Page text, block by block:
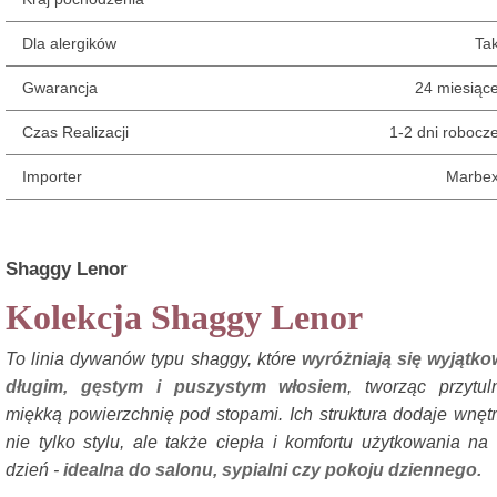
Dla alergików
Gwarancja 24 miesiące
Czas Realizacji 1-2 dni robocze
Importer
Shaggy Lenor
Kolekcja Shaggy Lenor
To linia dywanów typu shaggy, które wyróżniają się
długim, gęstym i puszystym włosiem, tworząc
miękką powierzchnię pod stopami. Ich struktura dodaje
nie tylko stylu, ale także ciepła i komfortu użytkowania na
dzień - idealna do salonu, sypialni czy pokoju dziennego.